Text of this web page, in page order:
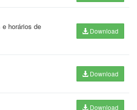
horários de
Download
Download
Download